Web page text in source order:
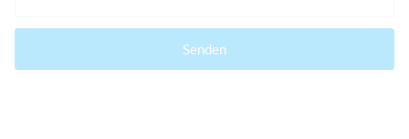
Senden